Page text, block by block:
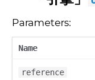
Parameters:
Name
reference